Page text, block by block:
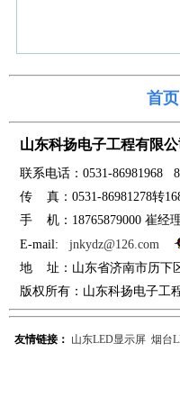
首页
山东科扬电子工程有限公
联系电话：0531-86981968
传 真：0531-86981278转
手 机：18765879000 崔经
E-mail: jnkydz@126.com
地 址：山东省济南市历下
版权所有：山东科扬电子
友情链接： 山东LED显示屏 烟台